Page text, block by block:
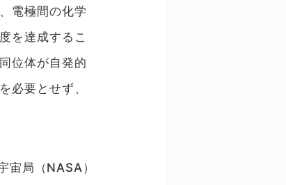
電極間の化学
を達成するこ
位体が自発的
必要とせず、
宙局（NASA）